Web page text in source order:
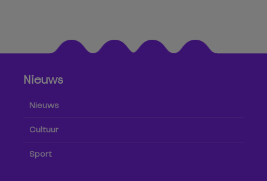
Nieuws
Nieuws
Cultuur
Sport